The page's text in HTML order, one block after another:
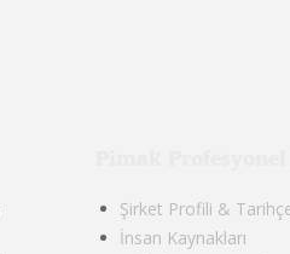
Şirket Profili &
İnsan Kaynakları